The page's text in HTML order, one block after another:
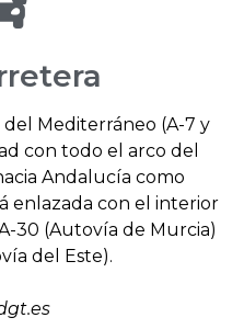
Mediterráneo (A-7 y
con todo el arco del
Andalucía como
enlazada con el interior
30 (Autovía de Murcia)
del Este).